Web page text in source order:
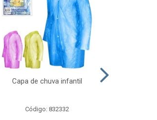
Capa de chuva infantil
Código: 832332